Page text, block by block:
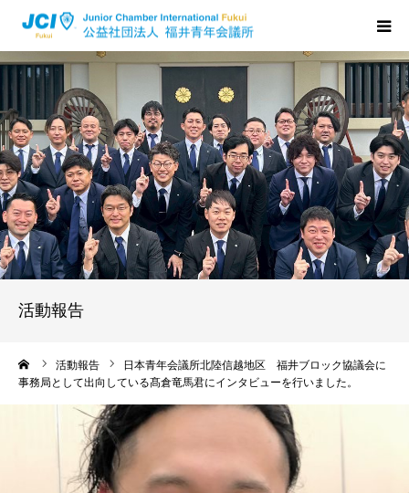
活動報告
活動報告
日本青年会議所北陸信越地区 福井ブロック協議会に
事務局として出向している髙倉竜馬君にインタビューを行いました。
福井JCについて
活動について
メンバーの声